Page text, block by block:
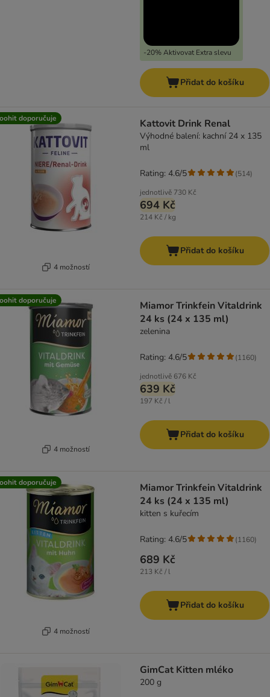
-20% Aktivovat Extra slevu
Přidat do košíku
doporučuje
4 možností
Kattovit Drink Renal
Výhodné balení: kachní 24 x 135
ml
jednotlivě 730 Kč
694 Kč
214 Kč / kg
Rating: 4.6/5 (514)
Přidat do košíku
doporučuje
4 možností
Miamor Trinkfein Vitaldrink
24 ks (24 x 135 ml)
zelenina
jednotlivě 676 Kč
639 Kč
197 Kč / l
Rating: 4.6/5 (1160)
Přidat do košíku
doporučuje
4 možností
Miamor Trinkfein Vitaldrink
24 ks (24 x 135 ml)
kitten s kuřecím
689 Kč
213 Kč / l
Rating: 4.6/5 (1160)
Přidat do košíku
GimCat Kitten mléko
200 g